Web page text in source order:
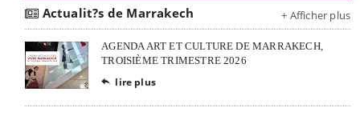
Actualit?s de Marrakech + Afficher plus
AGENDA ART ET CULTURE DE MARRAKECH,
TROISIÈME TRIMESTRE 2026
 lire plus